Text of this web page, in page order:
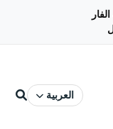
العربية